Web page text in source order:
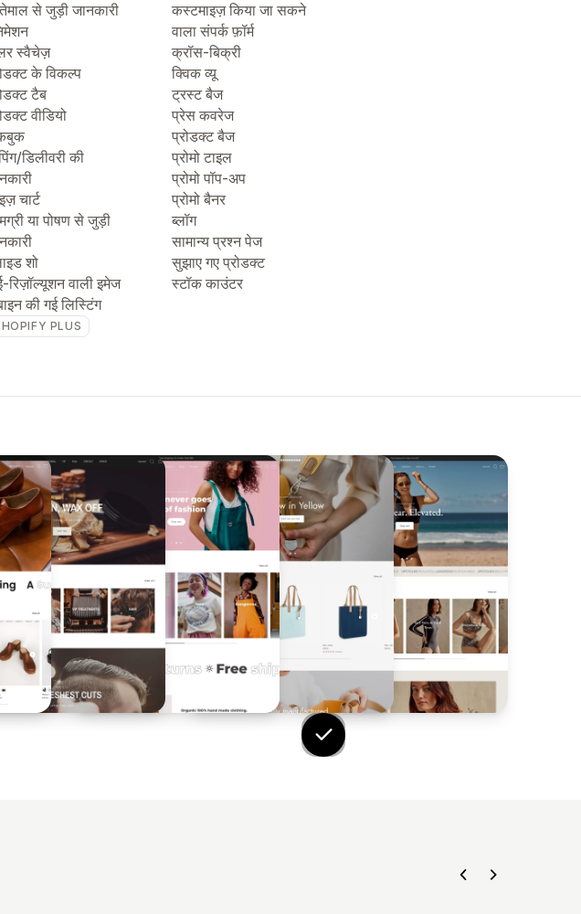
से जुड़ी जानकारी
स्वैचेज़
के विकल्प
टैब
वीडियो
डिलीवरी की
चार्ट
या पोषण से जुड़ी
शो
रिज़ॉल्यूशन वाली इमेज
की गई लिस्टिंग
PLUS
कस्टमाइज़ किया जा सकने
वाला संपर्क फ़ॉर्म
क्रॉस-बिक्री
क्विक व्यू
ट्रस्ट बैज
प्रेस कवरेज
प्रोडक्ट बैज
प्रोमो टाइल
प्रोमो पॉप-अप
प्रोमो बैनर
ब्लॉग
सामान्य प्रश्न पेज
सुझाए गए प्रोडक्ट
स्टॉक काउंटर